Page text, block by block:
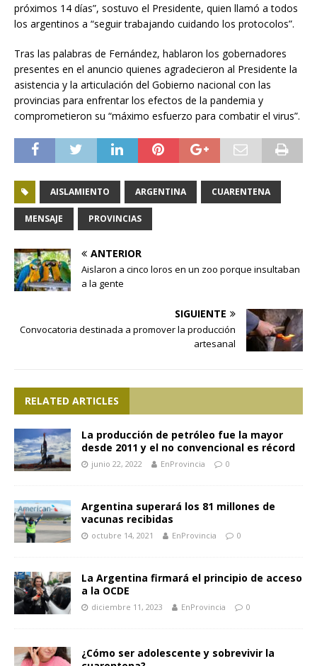
próximos 14 días”, sostuvo el Presidente, quien llamó a todos
los argentinos a “seguir trabajando cuidando los protocolos”.
Tras las palabras de Fernández, hablaron los gobernadores
presentes en el anuncio quienes agradecieron al Presidente la
asistencia y la articulación del Gobierno nacional con las
provincias para enfrentar los efectos de la pandemia y
comprometieron su “máximo esfuerzo para combatir el virus”.
AISLAMIENTO ARGENTINA CUARENTENA
MENSAJE PROVINCIAS
ANTERIOR
Aislaron a cinco loros en un zoo porque insultaban
a la gente
SIGUIENTE
Convocatoria destinada a promover la producción
artesanal
RELATED ARTICLES
La producción de petróleo fue la mayor
desde 2011 y el no convencional es récord
junio 22, 2022 EnProvincia 0
Argentina superará los 81 millones de
vacunas recibidas
octubre 14, 2021 EnProvincia 0
La Argentina firmará el principio de acceso
a la OCDE
diciembre 11, 2023 EnProvincia 0
¿Cómo ser adolescente y sobrevivir la